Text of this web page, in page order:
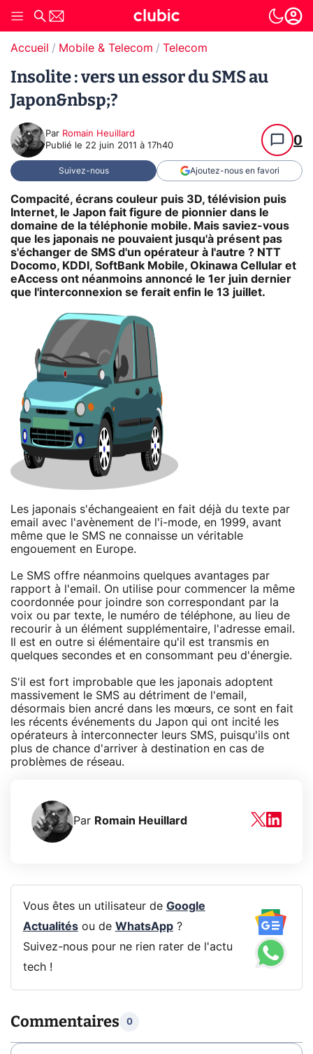
Accueil Mobile & Telecom Telecom
Insolite : vers un essor du SMS au
Japon&nbsp;?
Par Romain Heuillard
Publié le 22 juin 2011 à 17h40 0
Suivez-nous Ajoutez-nous en favori
Compacité, écrans couleur puis 3D, télévision puis
Internet, le Japon fait figure de pionnier dans le
domaine de la téléphonie mobile. Mais saviez-vous
que les japonais ne pouvaient jusqu'à présent pas
s'échanger de SMS d'un opérateur à l'autre ? NTT
Docomo, KDDI, SoftBank Mobile, Okinawa Cellular et
eAccess ont néanmoins annoncé le 1er juin dernier
que l'interconnexion se ferait enfin le 13 juillet.
Les japonais s'échangeaient en fait déjà du texte par
email avec l'avènement de l'i-mode, en 1999, avant
même que le SMS ne connaisse un véritable
engouement en Europe.
Le SMS offre néanmoins quelques avantages par
rapport à l'email. On utilise pour commencer la même
coordonnée pour joindre son correspondant par la
voix ou par texte, le numéro de téléphone, au lieu de
recourir à un élément supplémentaire, l'adresse email.
Il est en outre si élémentaire qu'il est transmis en
quelques secondes et en consommant peu d'énergie.
S'il est fort improbable que les japonais adoptent
massivement le SMS au détriment de l'email,
désormais bien ancré dans les mœurs, ce sont en fait
les récents événements du Japon qui ont incité les
opérateurs à interconnecter leurs SMS, puisqu'ils ont
plus de chance d'arriver à destination en cas de
problèmes de réseau.
Par Romain Heuillard
Vous êtes un utilisateur de Google
Actualitésou de WhatsApp?
Suivez-nous pour ne rien rater de l'actu
tech !
Commentaires 0